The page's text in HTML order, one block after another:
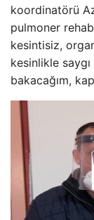
koordinatörü
pulmoner
kesintisiz,
kesinlikle saygı
bakacağım,